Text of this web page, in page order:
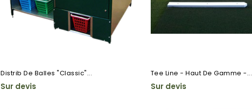
Distrib De Balles "Classic"...
Sur devis
Tee Line - Haut De Gamme -...
Sur devis